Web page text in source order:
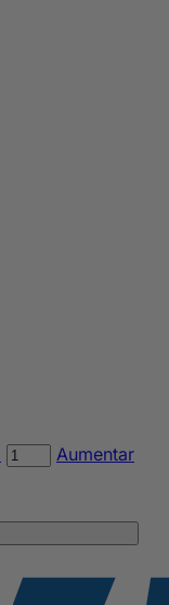
Colgate
dientes
Aumentar